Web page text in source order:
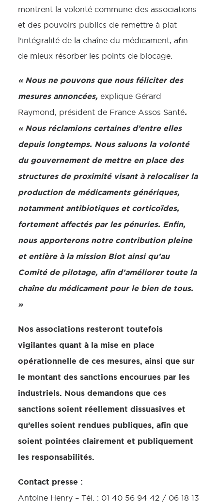
montrent la volonté commune des associations
et des pouvoirs publics de remettre à plat
l’intégralité de la chaîne du médicament, afin
de mieux résorber les points de blocage.
« Nous ne pouvons que nous féliciter des
mesures annoncées, explique Gérard
Raymond, président de France Assos Santé.
« Nous réclamions certaines d’entre elles
depuis longtemps. Nous saluons la volonté
du gouvernement de mettre en place des
structures de proximité visant à relocaliser la
production de médicaments génériques,
notamment antibiotiques et corticoïdes,
fortement affectés par les pénuries. Enfin,
nous apporterons notre contribution pleine
et entière à la mission Biot ainsi qu’au
Comité de pilotage, afin d’améliorer toute la
chaîne du médicament pour le bien de tous.
»
Nos associations resteront toutefois
vigilantes quant à la mise en place
opérationnelle de ces mesures, ainsi que sur
le montant des sanctions encourues par les
industriels. Nous demandons que ces
sanctions soient réellement dissuasives et
qu’elles soient rendues publiques, afin que
soient pointées clairement et publiquement
les responsabilités.
Contact presse :
Antoine Henry – Tél. : 01 40 56 94 42 / 06 18 13